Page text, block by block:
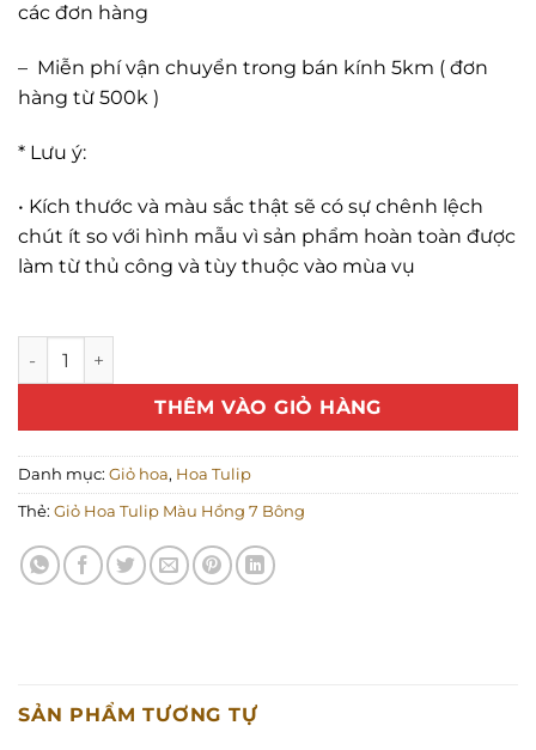
các đơn hàng
– Miễn phí vận chuyển trong bán kính 5km ( đơn
hàng từ 500k )
* Lưu ý:
• Kích thước và màu sắc thật sẽ có sự chênh lệch
chút ít so với hình mẫu vì sản phẩm hoàn toàn được
làm từ thủ công và tùy thuộc vào mùa vụ
Giỏ Hoa Tulip màu hồng 7 bông số lượng
THÊM VÀO GIỎ HÀNG
Danh mục: Giỏ hoa, Hoa Tulip
Thẻ: Giỏ Hoa Tulip Màu Hồng 7 Bông
SẢN PHẨM TƯƠNG TỰ